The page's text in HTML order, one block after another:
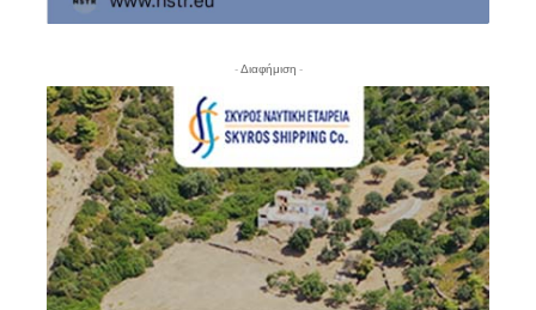
- Διαφήμιση -